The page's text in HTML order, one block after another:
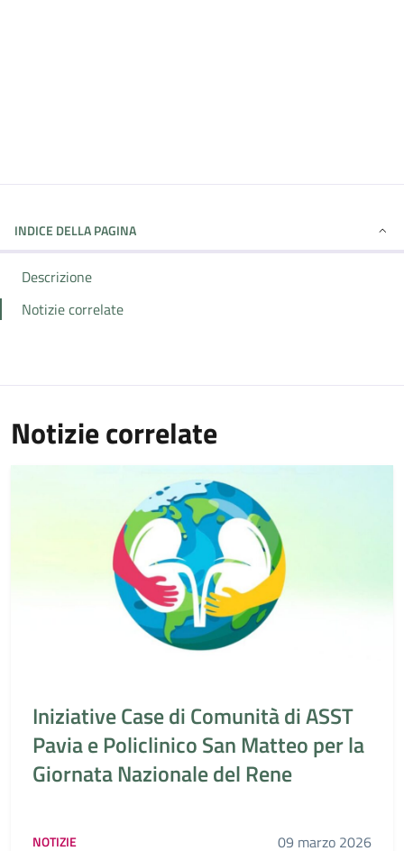
INDICE DELLA PAGINA
Descrizione
Notizie correlate
Notizie correlate
Iniziative Case di Comunità di ASST
Pavia e Policlinico San Matteo per la
Giornata Nazionale del Rene
NOTIZIE 09 marzo 2026